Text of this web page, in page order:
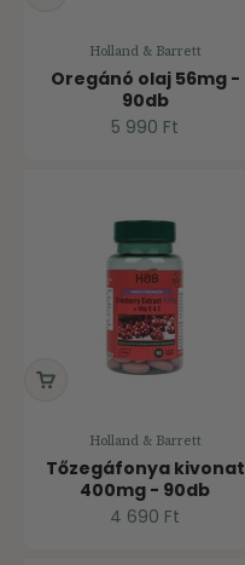
Holland & Barrett
Oregánó olaj 56mg -
90db
Ár
5 990 Ft
Holland & Barrett
Tőzegáfonya kivonat
400mg - 90db
Ár
4 690 Ft